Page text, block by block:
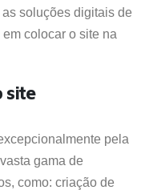
soluções digitais de
colocar o site na
site
pela
gama de
como: criação de